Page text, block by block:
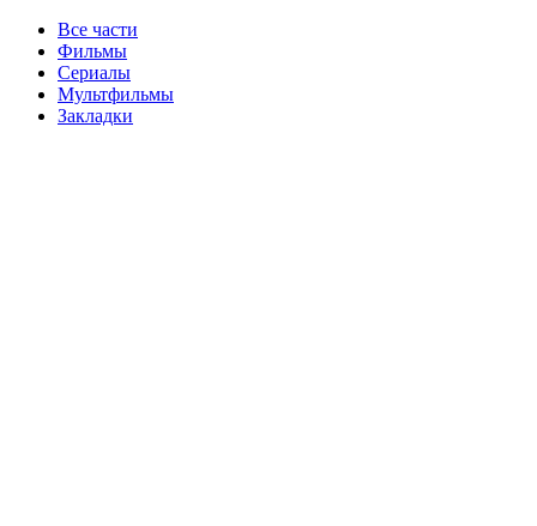
Все части
Фильмы
Сериалы
Мультфильмы
Закладки